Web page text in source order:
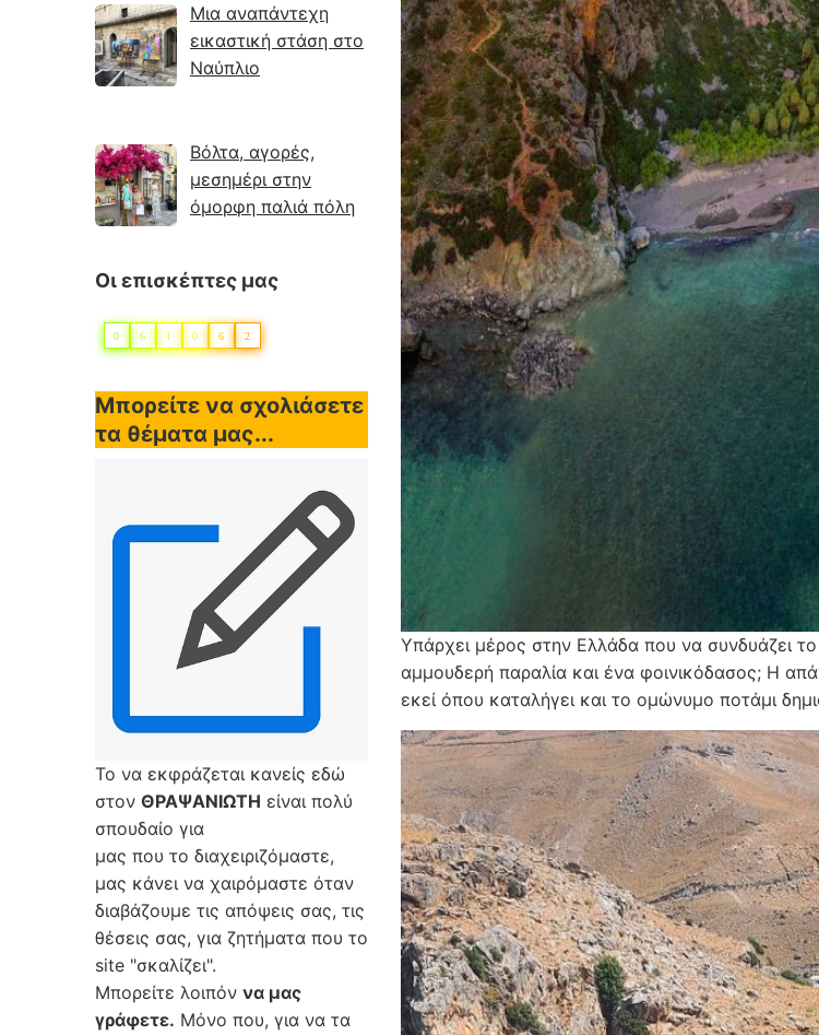
Μια αναπάντεχη
εικαστική στάση στο
Ναύπλιο
Βόλτα, αγορές,
μεσημέρι στην
όμορφη παλιά πόλη
Οι επισκέπτες μας
0 6 1 0 6 2
Μπορείτε να σχολιάσετε
τα θέματα μας...
Το να εκφράζεται κανείς εδώ
στον ΘΡΑΨΑΝΙΩΤΗ είναι πολύ
σπουδαίο για
μας που το διαχειριζόμαστε,
μας κάνει να χαιρόμαστε όταν
διαβάζουμε τις απόψεις σας, τις
θέσεις σας, για ζητήματα που το
site "σκαλίζει".
Μπορείτε λοιπόν να μας
γράφετε. Μόνο που, για να τα
Υπάρχει μέρος στην Ελλάδα που να συνδυάζει
αμμουδερή παραλία και ένα φοινικόδασος; Η
εκεί όπου καταλήγει και το ομώνυμο ποτάμι